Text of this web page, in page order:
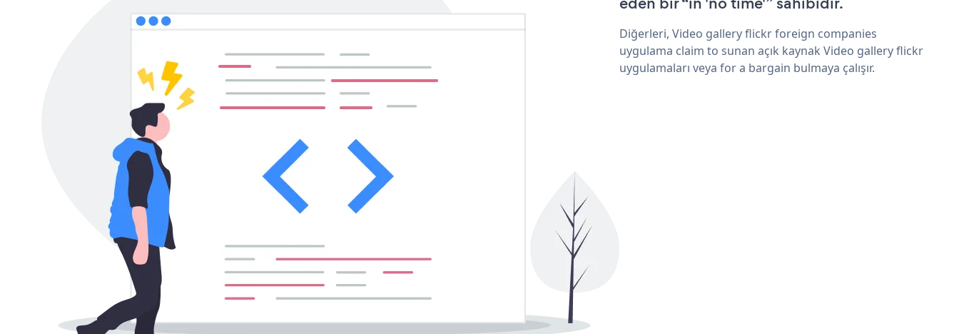
Diğerleri, Video gallery flickr foreign companies
uygulama claim to sunan açık kaynak Video gallery flickr
uygulamaları veya for a bargain bulmaya çalışır.